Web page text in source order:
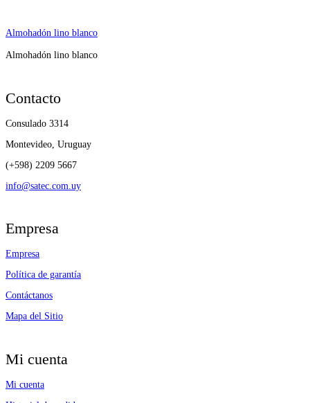
Almohadón lino blanco
Almohadón lino blanco
Contacto
Consulado 3314
Montevideo, Uruguay
(+598) 2209 5667
info@satec.com.uy
Empresa
Empresa
Política de garantía
Contáctanos
Mapa del Sitio
Mi cuenta
Mi cuenta